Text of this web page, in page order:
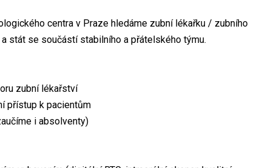
centra v Praze hledáme zubní lékařku / zubního
stát se součástí stabilního a přátelského týmu.
zubní lékařství
přístup k pacientům
i absolventy)